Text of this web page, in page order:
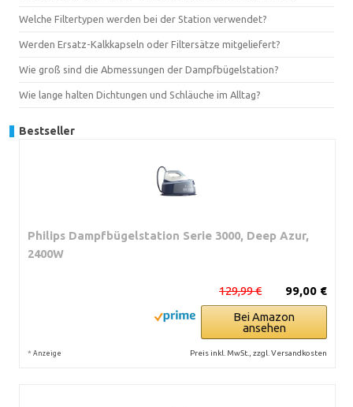
Welche Filtertypen werden bei der Station verwendet?
Werden Ersatz-Kalkkapseln oder Filtersätze mitgeliefert?
Wie groß sind die Abmessungen der Dampfbügelstation?
Wie lange halten Dichtungen und Schläuche im Alltag?
Bestseller
Philips Dampfbügelstation Serie 3000, Deep Azur,
2400W
99,00 €
129,99 €
Bei Amazon
ansehen
* Anzeige Preis inkl. MwSt., zzgl. Versandkosten